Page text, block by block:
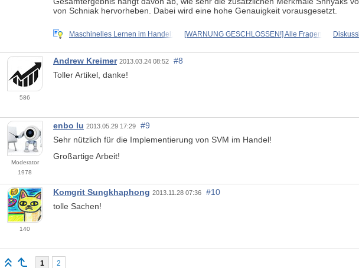
von Schniak hervorheben. Dabei wird eine hohe Genauigkeit vorausgesetzt.
Maschinelles Lernen im Handel: [WARNUNG GESCHLOSSEN!] Alle Fragen
586
Andrew Kreimer 2013.03.24 08:52
#8
Toller Artikel, danke!
Moderator
1978
enbo lu 2013.05.29 17:29
#9
Sehr nützlich für die Implementierung von SVM im Handel!
Großartige Arbeit!
140
Komgrit Sungkhaphong 2013.11.28 07:36
#10
tolle Sachen!
1 2